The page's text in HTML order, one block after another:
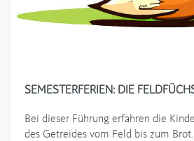
SEMESTERFERIEN: DIE
Bei dieser Führung erfahren die
des Getreides vom Feld bis zum